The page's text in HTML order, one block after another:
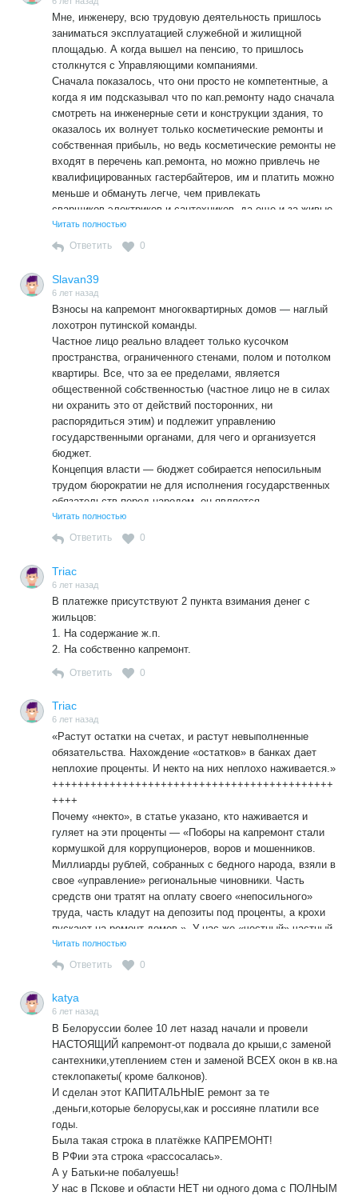
Мне, инженеру, всю трудовую деятельность пришлось
заниматься эксплуатацией служебной и жилищной
площадью. А когда вышел на пенсию, то пришлось
столкнутся с Управляющими компаниями.
Сначала показалось, что они просто не компетентные, а
когда я им подсказывал что по кап.ремонту надо сначала
смотреть на инженерные сети и конструкции здания, то
оказалось их волнует только косметические ремонты и
собственная прибыль, но ведь косметические ремонты не
входят в перечень кап.ремонта, но можно привлечь не
квалифицированных гастербайтеров, им и платить можно
меньше и обмануть легче, чем привлекать
сварщиков,электриков и сантехников, да еще и за живые
средства жильцов. Это бездонная яма для прямого
воровства. При коммунистах ЖКХ была в загоне, так и
Читать полностью
Ответить 0
Slavan39
6 лет назад
Взносы на капремонт многоквартирных домов — наглый
лохотрон путинской команды.
Частное лицо реально владеет только кусочком
пространства, ограниченного стенами, полом и потолком
квартиры. Все, что за ее пределами, является
общественной собственностью (частное лицо не в силах
ни охранить это от действий посторонних, ни
распорядиться этим) и подлежит управлению
государственными органами, для чего и организуется
бюджет.
Концепция власти — бюджет собирается непосильным
трудом бюрократии не для исполнения государственных
обязательств перед народом, он является
собственностью бюрократии — положена в основу
государственной политики в сфере жилищно-
окружающей среды, создания социальной
инфраструктуры и т.д.
Читать полностью
Ответить 0
Triac
6 лет назад
В платежке присутствуют 2 пункта взимания денег с
жильцов:
1. На содержание ж.п.
2. На собственно капремонт.
Ответить 0
Triac
6 лет назад
«Растут остатки на счетах, и растут невыполненные
обязательства. Нахождение «остатков» в банках дает
неплохие проценты. И некто на них неплохо наживается.»
++++++++++++++++++++++++++++++++++++++++++++
++++
Почему «некто», в статье указано, кто наживается и
гуляет на эти проценты — «Поборы на капремонт стали
кормушкой для коррупционеров, воров и мошенников.
Миллиарды рублей, собранных с бедного народа, взяли в
свое «управление» региональные чиновники. Часть
средств они тратят на оплату своего «непосильного»
труда, часть кладут на депозиты под проценты, а крохи
пускают на ремонт домов.». У нас же «честный» частный
бизнес в лице государства и его властных
прихлебателей.
Читать полностью
Ответить 0
katya
6 лет назад
В Белоруссии более 10 лет назад начали и провели
НАСТОЯЩИЙ капремонт-от подвала до крыши,с заменой
сантехники,утеплением стен и заменой ВСЕХ окон в кв.на
стеклопакеты( кроме балконов).
И сделан этот КАПИТАЛЬНЫЕ ремонт за те
,деньги,которые белорусы,как и россияне платили все
годы.
Была такая строка в платёжке КАПРЕМОНТ!
В РФии эта строка «рассосалась».
А у Батьки-не побалуешь!
У нас в Пскове и области НЕТ ни одного дома с ПОЛНЫМ